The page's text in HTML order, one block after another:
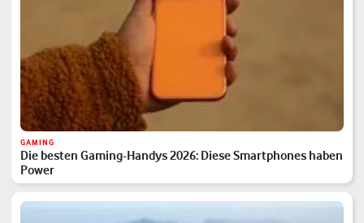
GAMING
Die besten Gaming-Handys 2026: Diese Smartphones haben
Power